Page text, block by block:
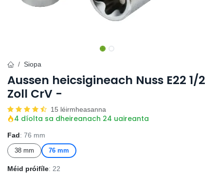
Siopa
Aussen heicsigineach Nuss E22 1/2
Zoll CrV -
15 léirmheasanna
4 díolta sa dheireanach 24 uaireanta
Fad: 76 mm
38 mm 76 mm
Méid próifíle: 22